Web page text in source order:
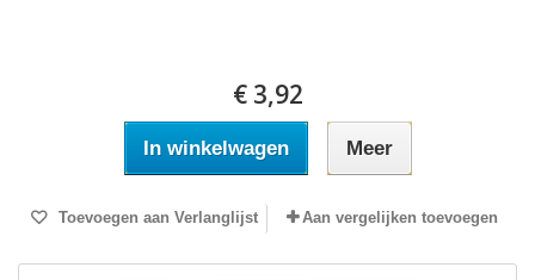
€ 3,92
In winkelwagen Meer
Toevoegen aan Verlanglijst Aan vergelijken toevoegen